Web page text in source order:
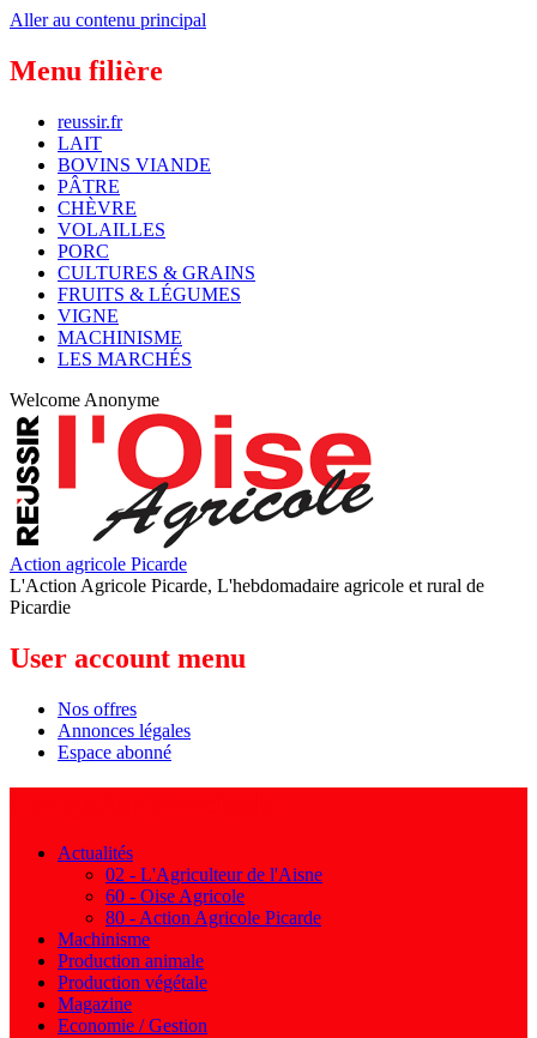
Aller au contenu principal
Menu filière
reussir.fr
LAIT
BOVINS VIANDE
PÂTRE
CHÈVRE
VOLAILLES
PORC
CULTURES & GRAINS
FRUITS & LÉGUMES
VIGNE
MACHINISME
LES MARCHÉS
Welcome Anonyme
Action agricole Picarde
L'Action Agricole Picarde, L'hebdomadaire agricole et rural de
Picardie
User account menu
Nos offres
Annonces légales
Espace abonné
Actualités
02 - L'Agriculteur de l'Aisne
60 - Oise Agricole
80 - Action Agricole Picarde
Machinisme
Production animale
Production végétale
Magazine
Economie / Gestion